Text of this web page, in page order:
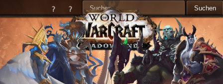
Inhalt
springen
? ?
Suchen
nach: